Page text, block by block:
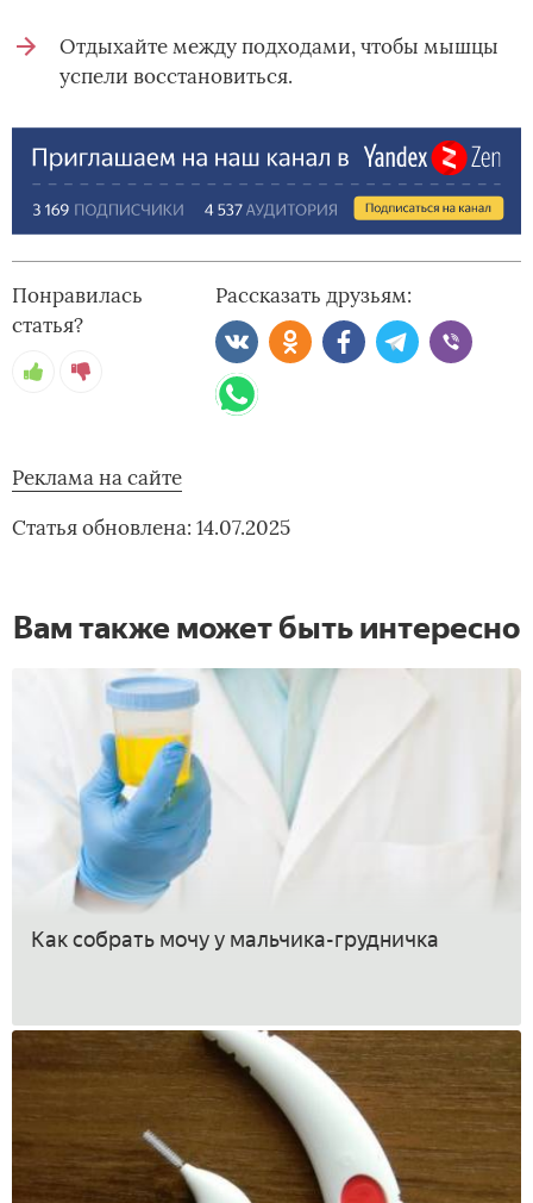
Отдыхайте между подходами, чтобы мышцы
успели восстановиться.
Понравилась
статья?
Рассказать друзьям:
Реклама на сайте
Статья обновлена: 14.07.2025
Вам также может быть интересно
Как собрать мочу у мальчика-грудничка